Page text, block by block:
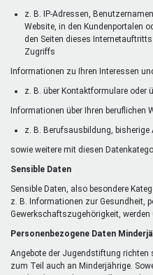
z. B. IP-Adressen,
Website, in den Kundenportalen
den Seiten dieses
Zugriffs
Informationen zu Ihren Interessen
z. B. über Kontaktformulare
Informationen über Ihren beruflichen
z. B. Berufsausbildung,
sowie weitere mit diesen
Sensible Daten
Sensible Daten, also besondere
z. B. Informationen zur Gesundheit,
Gewerkschaftszugehörigkeit, werden
Personenbezogene Daten
Angebote der Jugendstiftung richten
zum Teil auch an Minderjährige.